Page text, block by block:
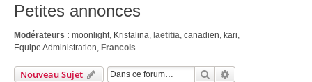
Petites annonces
Modérateurs : moonlight, Kristalina, laetitia, canadien, kari,
Equipe Administration, Francois
Nouveau Sujet Rechercher